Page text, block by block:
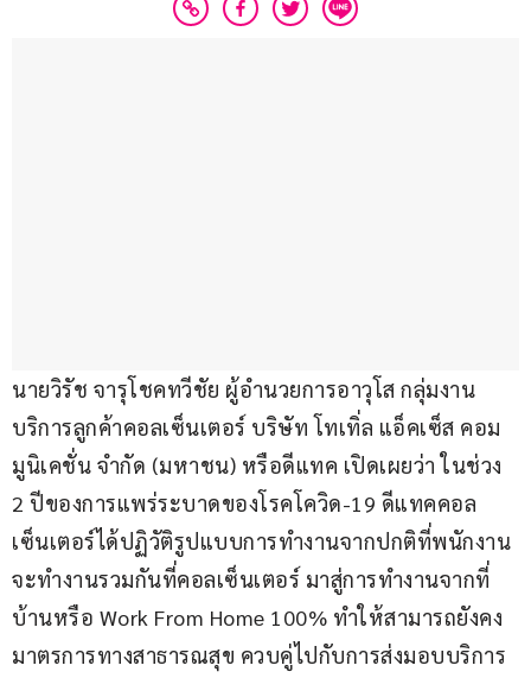
นายวิรัช จารุโชคทวีชัย ผู้อำนวยการอาวุโส กลุ่มงาน
บริการลูกค้าคอลเซ็นเตอร์ บริษัท โทเทิ่ล แอ็คเซ็ส คอม
มูนิเคชั่น จำกัด (มหาชน) หรือดีแทค เปิดเผยว่า ในช่วง
2 ปีของการแพร่ระบาดของโรคโควิด-19 ดีแทคคอล
เซ็นเตอร์ได้ปฏิวัติรูปแบบการทำงานจากปกติที่พนักงาน
จะทำงานรวมกันที่คอลเซ็นเตอร์ มาสู่การทำงานจากที่
บ้านหรือ Work From Home 100% ทำให้สามารถยังคง
มาตรการทางสาธารณสุข ควบคู่ไปกับการส่งมอบบริการ